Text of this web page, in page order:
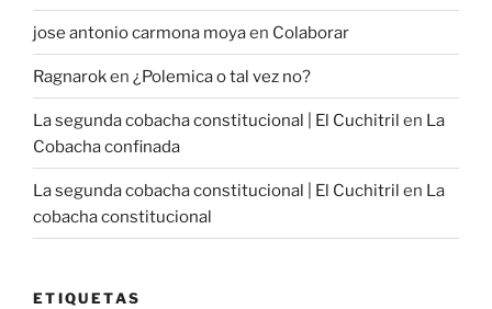
jose antonio carmona moyaen Colaborar
Ragnaroken ¿Polemica o tal vez no?
La segunda cobacha constitucional | El Cuchitril en La
Cobacha confinada
La segunda cobacha constitucional | El Cuchitril en La
cobacha constitucional
ETIQUETAS